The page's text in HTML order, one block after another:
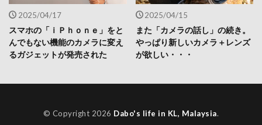
2025/04/17
スマホの「ｉＰｈｏｎｅ」をと
んでもない機能のカメラに変え
るガジェットが発売された
2025/04/15
また「カメラの話し」の続き。
やっぱり新しいカメラ＋レンズ
が欲しい・・・
© Copyright 2026 Dabo's life in KL, Malaysia.